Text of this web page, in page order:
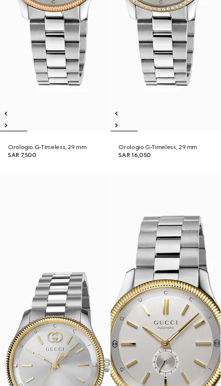
Orologio G-Timeless, 29 mm
SAR 7,500
Orologio G-Timeless, 29 mm
SAR 16,050